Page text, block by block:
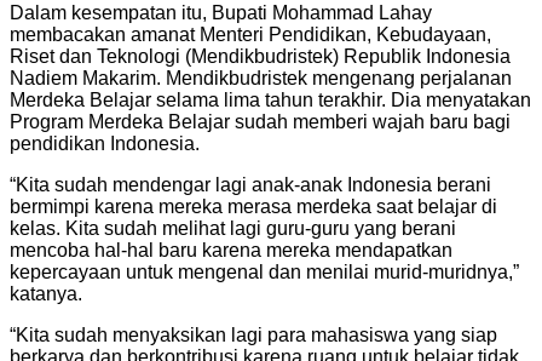
Dalam kesempatan itu, Bupati Mohammad Lahay
membacakan amanat Menteri Pendidikan, Kebudayaan,
Riset dan Teknologi (Mendikbudristek) Republik Indonesia
Nadiem Makarim. Mendikbudristek mengenang perjalanan
Merdeka Belajar selama lima tahun terakhir. Dia menyatakan
Program Merdeka Belajar sudah memberi wajah baru bagi
pendidikan Indonesia.
“Kita sudah mendengar lagi anak-anak Indonesia berani
bermimpi karena mereka merasa merdeka saat belajar di
kelas. Kita sudah melihat lagi guru-guru yang berani
mencoba hal-hal baru karena mereka mendapatkan
kepercayaan untuk mengenal dan menilai murid-muridnya,”
katanya.
“Kita sudah menyaksikan lagi para mahasiswa yang siap
berkarya dan berkontribusi karena ruang untuk belajar tidak